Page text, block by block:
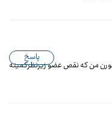
من که نقص عضو زیرنظرکمیته
پاسخ